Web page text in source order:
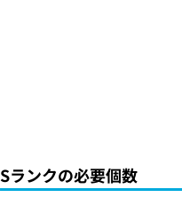
Sランクの必要個数